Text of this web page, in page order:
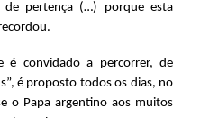
de pertença (…) porque esta
é convidado a percorrer, de
é proposto todos os dias, no
o Papa argentino aos muitos